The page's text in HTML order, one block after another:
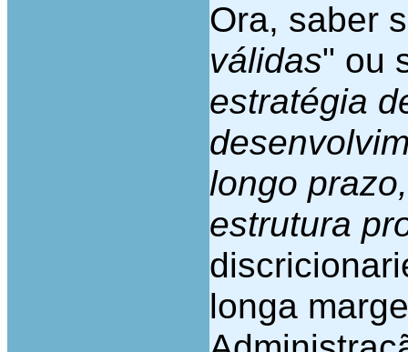
Ora, saber
válidas" ou
estratégia
longo
estrutura
longa